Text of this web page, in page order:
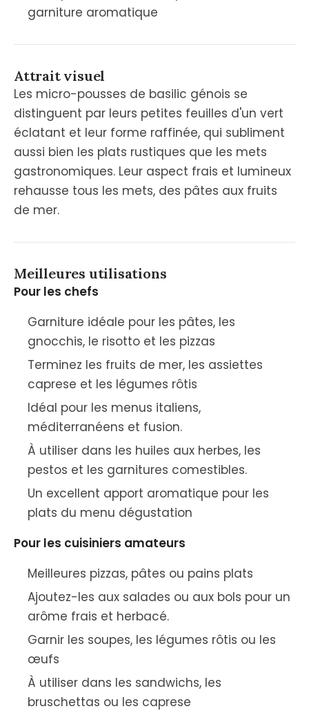
garniture aromatique
Attrait visuel
Les micro-pousses de basilic génois se
distinguent par leurs petites feuilles d'un vert
éclatant et leur forme raffinée, qui subliment
aussi bien les plats rustiques que les mets
gastronomiques. Leur aspect frais et lumineux
rehausse tous les mets, des pâtes aux fruits
de mer.
Meilleures utilisations
Pour les chefs
Garniture idéale pour les pâtes, les
gnocchis, le risotto et les pizzas
Terminez les fruits de mer, les assiettes
caprese et les légumes rôtis
Idéal pour les menus italiens,
méditerranéens et fusion.
À utiliser dans les huiles aux herbes, les
pestos et les garnitures comestibles.
Un excellent apport aromatique pour les
plats du menu dégustation
Pour les cuisiniers amateurs
Meilleures pizzas, pâtes ou pains plats
Ajoutez-les aux salades ou aux bols pour un
arôme frais et herbacé.
Garnir les soupes, les légumes rôtis ou les
œufs
À utiliser dans les sandwichs, les
bruschettas ou les caprese